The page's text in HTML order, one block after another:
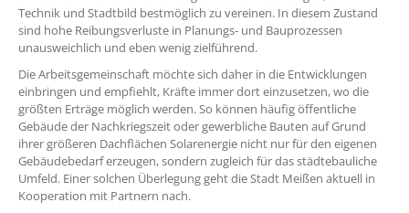
Technik und Stadtbild bestmöglich zu vereinen. In diesem Zustand
sind hohe Reibungsverluste in Planungs- und Bauprozessen
unausweichlich und eben wenig zielführend.
Die Arbeitsgemeinschaft möchte sich daher in die Entwicklungen
einbringen und empfiehlt, Kräfte immer dort einzusetzen, wo die
größten Erträge möglich werden. So können häufig öffentliche
Gebäude der Nachkriegszeit oder gewerbliche Bauten auf Grund
ihrer größeren Dachflächen Solarenergie nicht nur für den eigenen
Gebäudebedarf erzeugen, sondern zugleich für das städtebauliche
Umfeld. Einer solchen Überlegung geht die Stadt Meißen aktuell in
Kooperation mit Partnern nach.